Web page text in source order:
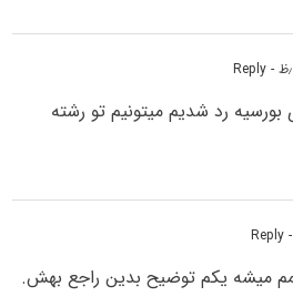
- Reply
بورسیه رد شدیم میتونیم تو رشته
-
میشه یکم توضیح بدین راجع بهش.